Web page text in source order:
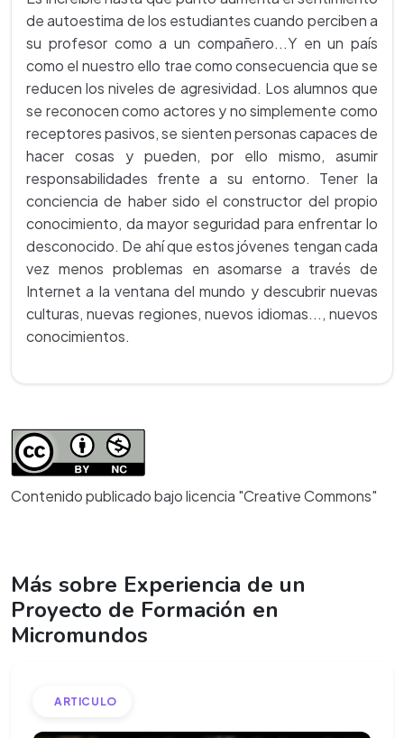
de autoestima de los estudiantes cuando perciben a
su profesor como a un compañero...Y en un país
como el nuestro ello trae como consecuencia que se
reducen los niveles de agresividad. Los alumnos que
se reconocen como actores y no simplemente como
receptores pasivos, se sienten personas capaces de
hacer cosas y pueden, por ello mismo, asumir
responsabilidades frente a su entorno. Tener la
conciencia de haber sido el constructor del propio
conocimiento, da mayor seguridad para enfrentar lo
desconocido. De ahí que estos jóvenes tengan cada
vez menos problemas en asomarse a través de
Internet a la ventana del mundo y descubrir nuevas
culturas, nuevas regiones, nuevos idiomas..., nuevos
conocimientos.
Contenido publicado bajo licencia "Creative Commons"
Más sobre Experiencia de un
Proyecto de Formación en
Micromundos
ARTICULO